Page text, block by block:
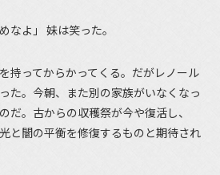
なよ」 妹は笑った。
持ってからかってくる。だがレノール
た。今朝、また別の家族がいなくなっ
だ。古からの収穫祭が今や復活し、
と闇の平衡を修復するものと期待され